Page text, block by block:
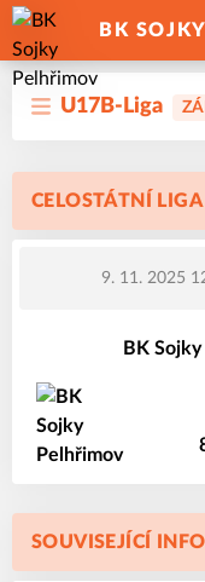
BK
U17B-Liga
CELOSTÁTNÍ
9. 11. 2025
BK
SOUVISEJÍCÍ